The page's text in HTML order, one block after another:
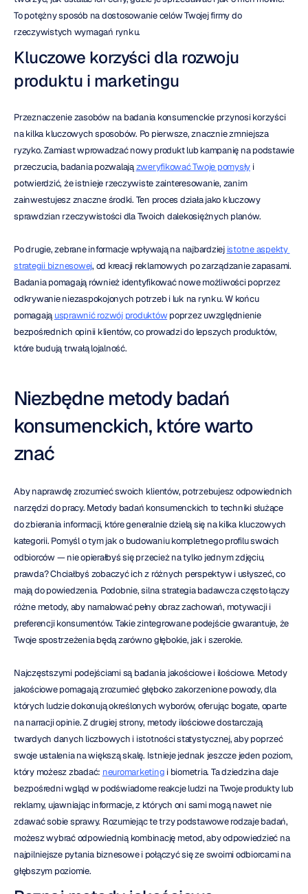
To potężny sposób na dostosowanie celów Twojej firmy do
rzeczywistych wymagań rynku.
Kluczowe korzyści dla rozwoju
produktu i marketingu
Przeznaczenie zasobów na badania konsumenckie przynosi korzyści
na kilka kluczowych sposobów. Po pierwsze, znacznie zmniejsza
ryzyko. Zamiast wprowadzać nowy produkt lub kampanię na podstawie
przeczucia, badania pozwalają zweryfikować Twoje pomysły i
potwierdzić, że istnieje rzeczywiste zainteresowanie, zanim
zainwestujesz znaczne środki. Ten proces działa jako kluczowy
sprawdzian rzeczywistości dla Twoich dalekosiężnych planów.
Po drugie, zebrane informacje wpływają na najbardziej istotne aspekty
strategii biznesowej, od kreacji reklamowych po zarządzanie zapasami.
Badania pomagają również identyfikować nowe możliwości poprzez
odkrywanie niezaspokojonych potrzeb i luk na rynku. W końcu
pomagają usprawnić rozwój produktów poprzez uwzględnienie
bezpośrednich opinii klientów, co prowadzi do lepszych produktów,
które budują trwałą lojalność.
Niezbędne metody badań
konsumenckich, które warto
znać
Aby naprawdę zrozumieć swoich klientów, potrzebujesz odpowiednich
narzędzi do pracy. Metody badań konsumenckich to techniki służące
do zbierania informacji, które generalnie dzielą się na kilka kluczowych
kategorii. Pomyśl o tym jak o budowaniu kompletnego profilu swoich
odbiorców — nie opierałbyś się przecież na tylko jednym zdjęciu,
prawda? Chciałbyś zobaczyć ich z różnych perspektyw i usłyszeć, co
mają do powiedzenia. Podobnie, silna strategia badawcza często łączy
różne metody, aby namalować pełny obraz zachowań, motywacji i
preferencji konsumentów. Takie zintegrowane podejście gwarantuje, że
Twoje spostrzeżenia będą zarówno głębokie, jak i szerokie.
Najczęstszymi podejściami są badania jakościowe i ilościowe. Metody
jakościowe pomagają zrozumieć głęboko zakorzenione powody, dla
których ludzie dokonują określonych wyborów, oferując bogate, oparte
na narracji opinie. Z drugiej strony, metody ilościowe dostarczają
twardych danych liczbowych i istotności statystycznej, aby poprzeć
swoje ustalenia na większą skalę. Istnieje jednak jeszcze jeden poziom,
który możesz zbadać: neuromarketing i biometria. Ta dziedzina daje
bezpośredni wgląd w podświadome reakcje ludzi na Twoje produkty lub
reklamy, ujawniając informacje, z których oni sami mogą nawet nie
zdawać sobie sprawy. Rozumiejąc te trzy podstawowe rodzaje badań,
możesz wybrać odpowiednią kombinację metod, aby odpowiedzieć na
najpilniejsze pytania biznesowe i połączyć się ze swoimi odbiorcami na
głębszym poziomie.